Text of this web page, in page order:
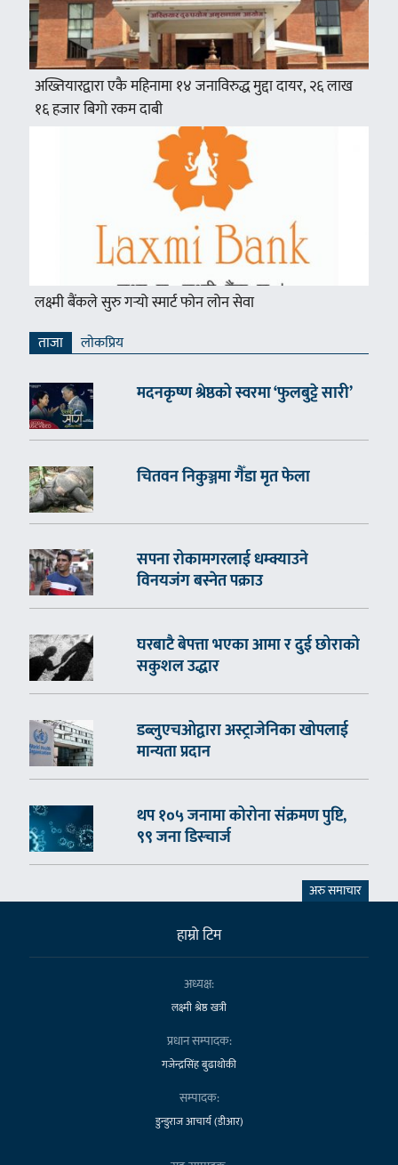
अख्तियारद्वारा एकै महिनामा १४ जनाविरुद्ध मुद्दा दायर, २६ लाख
१६ हजार बिगो रकम दाबी
लक्ष्मी बैंकले सुरु गर्‍यो स्मार्ट फोन लोन सेवा
ताजा लाेकप्रिय
मदनकृष्ण श्रेष्ठको स्वरमा ‘फुलबुट्टे सारी’
चितवन निकुञ्जमा गैँडा मृत फेला
सपना रोकामगरलाई धम्क्याउने
विनयजंग बस्नेत पक्राउ
घरबाटै बेपत्ता भएका आमा र दुई छोराको
सकुशल उद्धार
डब्लुएचओद्वारा अस्ट्राजेनिका खोपलाई
मान्यता प्रदान
थप १०५ जनामा कोरोना संक्रमण पुष्टि,
९९ जना डिस्चार्ज
अरु समाचार
हाम्राे टिम
अध्यक्ष:
लक्ष्मी श्रेष्ठ खत्री
प्रधान सम्पादक:
गजेन्द्रसिंह बुढाथोकी
सम्पादक:
डुन्डुराज आचार्य (डीआर)